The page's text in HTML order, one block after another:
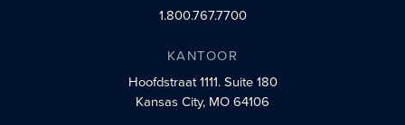
1.800.767.7700
KANTOOR
Hoofdstraat 1111.Suite 180
Kansas City, MO 64106